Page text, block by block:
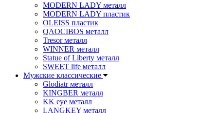
MODERN LADY металл
MODERN LADY пластик
OLEISS пластик
QAOCIBOS металл
Tresor металл
WINNER металл
Statue of Liberty металл
SWEET life металл
Мужские классические
Glodiatr металл
KINGBER металл
KK eye металл
LANGKEY металл